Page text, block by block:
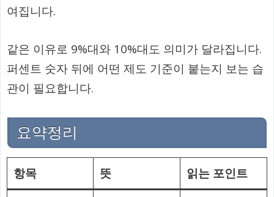
여집니다.
같은 이유로 9%대와 10%대도 의미가 달라집니다.
퍼센트 숫자 뒤에 어떤 제도 기준이 붙는지 보는 습
관이 필요합니다.
요약정리
항목 뜻 읽는 포인트